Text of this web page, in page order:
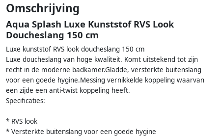
Omschrijving
Aqua Splash Luxe Kunststof RVS Look
Doucheslang 150 cm
Luxe kunststof RVS look doucheslang 150 cm
Luxe doucheslang van hoge kwaliteit. Komt uitstekend tot zijn
recht in de moderne badkamer.Gladde, versterkte buitenslang
voor een goede hygine.Messing vernikkelde koppeling waarvan
een zijde een anti-twist koppeling heeft.
Specificaties:
* RVS look
* Versterkte buitenslang voor een goede hygine